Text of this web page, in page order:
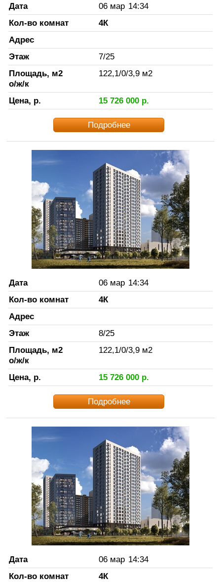
Дата 06 мар 14:34
Кол-во комнат
4К
Адрес
Этаж
7/25
Площадь, м2
о/ж/к
122,1/0/3,9 м2
Цена, р. 15 726 000р.
Подробнее
Дата 06 мар 14:34
Кол-во комнат
4К
Адрес
Этаж
8/25
Площадь, м2
о/ж/к
122,1/0/3,9 м2
Цена, р. 15 726 000р.
Подробнее
Дата 06 мар 14:34
Кол-во комнат
4К